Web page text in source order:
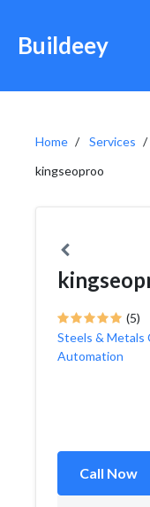
Buildeey
Home Services
kingseoproo
(5)
Steels & Metals
Automation
Call Now